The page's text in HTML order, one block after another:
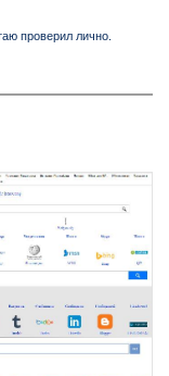
проверил лично.